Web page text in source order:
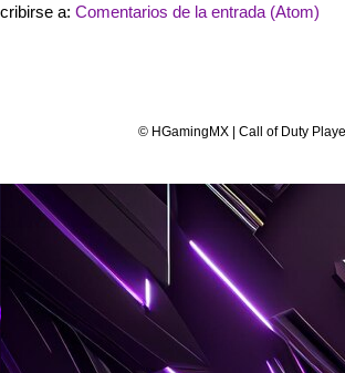
a: Comentarios de la entrada (Atom)
© HGamingMX | Call of Duty